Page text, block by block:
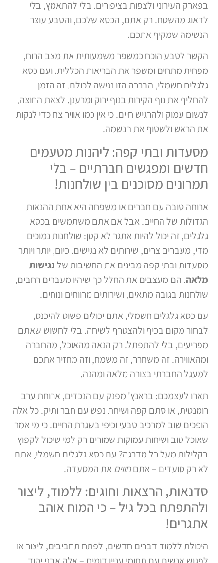
בפארק העירוני ולצפות בציפורים. בלי להתאמץ, בלי
לדאוג מהשטח. רק אתם, הכסא שלכם, והטבע עוצר
הנשימה שמקיף אתכם.
הקשר לטבע הוכח כמשפר משמעותית את מצב הרוח,
מפחית מתחים ומשפר את הבריאות הכללית. ועם כסא
גלגלים חשמלי, הברכה הזו נגישה לכולם. זה הזמן
להחליף את נוף הקירות בנוף ירוק ומרענן. לצאת החוצה,
לנשום עמוק ולהרגיש חיים. כי אין כמו אוויר צח כדי לנקות
את הראש ולשטוף את הנשמה.
מסעדות ובתי קפה: ליהנות מטעמים
חדשים ומפגשים חברתיים – בלי
תמרונים מסוכנים בין שולחנות!
ארוחה טובה עם חברים או משפחה היא אחת ההנאות
הגדולות של החיים. אבל אם אתם משתמשים בכסא
גלגלים, זה יכול להיות אתגר לא קטן: שולחנות נמוכים
מדי, מעברים צרים, שירותים לא נגישים. כיום, יותר ויותר
מסעדות ובתי קפה מבינים את החשיבות שלנגישות
מלאה. הם מעצבים את החלל כך שיהיו מעברים רחבים,
שולחנות בגובה מתאים, ושירותים מרווחים ונוחים.
עם כסא גלגלים חשמלי, אתם יכולים פשוט להיכנס,
לבחור מקום בכיף ולהצטרף לשיחה. בלי לחשוש שאתם
מפריעים, בלי להתפתל. רק הנאה מהאוכל, מהחברה
ומהאווירה. זה משחרר, זה משמח, וזה מחזיר אתכם
למעגל החברתי בצורה מלאה ומהנה.
תארו לעצמכם: בראנץ' מפנק עם הנכדים, ארוחת ערב
רומנטית, או סתם קפה ושיחת נפש עם חבר ותיק. כל אלה
הופכים שוב למרכיב טבעי וכיפי בשגרת החיים. כי מי אמר
שאוכל טוב ושיחות עמוקות שמורים רק למי שיכול לקפוץ
בקלילות מעל כל מדרגה? עם כסא גלגלים חשמלי, אתם
לא רק סועדים – אתםחוויםאת המסעדה.
סדנאות, הרצאות וחוגים: ללמוד, ליצור
ולהתפתח בכל גיל – כי המוח אוהב
אתגרים!
היכולת ללמוד דברים חדשים, לפתח תחביבים, ליצור או